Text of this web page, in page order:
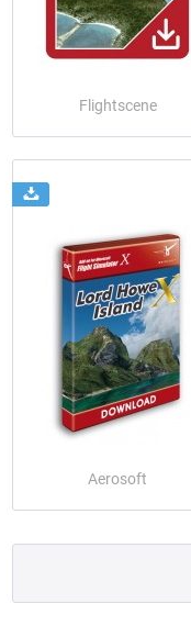
Flightscene
Aerosoft